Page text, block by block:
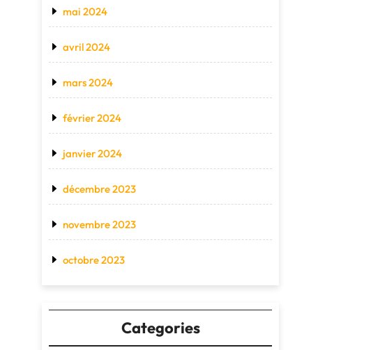
mai 2024
avril 2024
mars 2024
février 2024
janvier 2024
décembre 2023
novembre 2023
octobre 2023
Categories